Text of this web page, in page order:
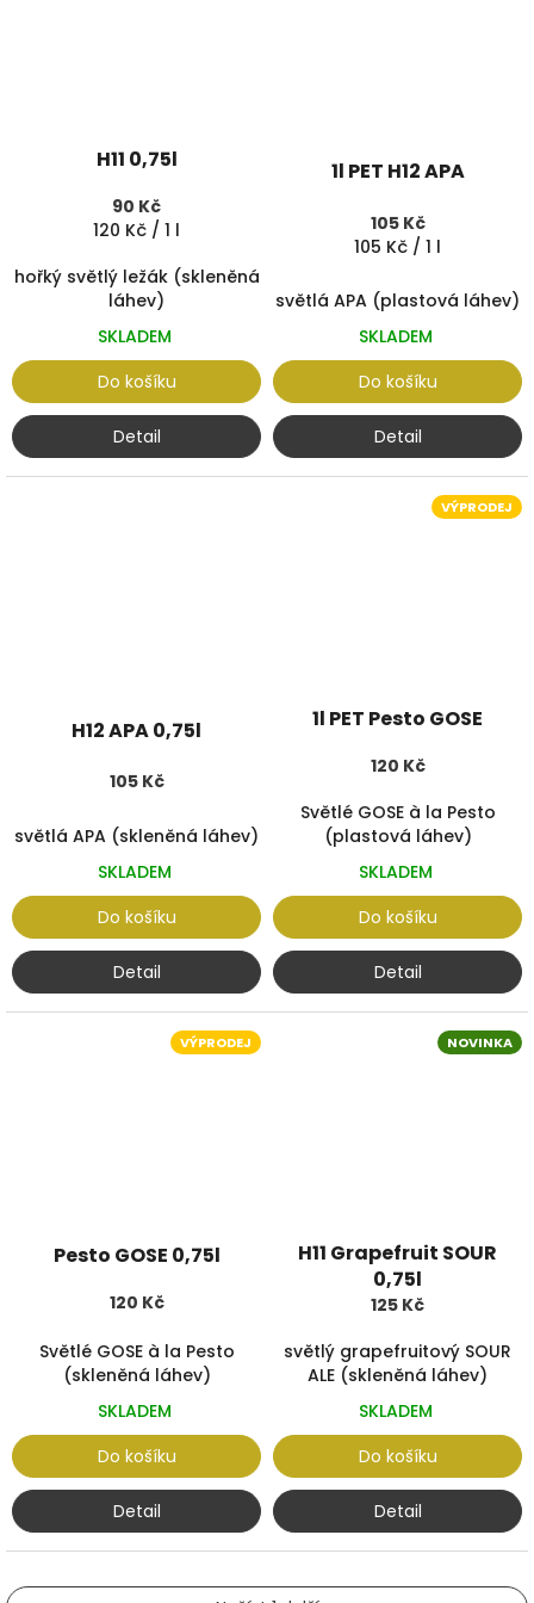
H11 0,75l
90 Kč
Měrná
120 Kč / 1 l
hořký světlý ležák (skleněná
láhev)
SKLADEM
Do košíku
Detail
1l PET H12 APA
105 Kč
Měrná
105 Kč / 1 l
světlá APA (plastová láhev)
SKLADEM
Do košíku
Detail
H12 APA 0,75l
105 Kč
světlá APA (skleněná láhev)
SKLADEM
Do košíku
Detail
VÝPRODEJ
1l PET Pesto GOSE
120 Kč
Světlé GOSE à la Pesto
(plastová láhev)
SKLADEM
Do košíku
Detail
VÝPRODEJ
Pesto GOSE 0,75l
120 Kč
Světlé GOSE à la Pesto
(skleněná láhev)
SKLADEM
Do košíku
Detail
NOVINKA
H11 Grapefruit SOUR
0,75l
125 Kč
světlý grapefruitový SOUR
ALE (skleněná láhev)
SKLADEM
Do košíku
Detail